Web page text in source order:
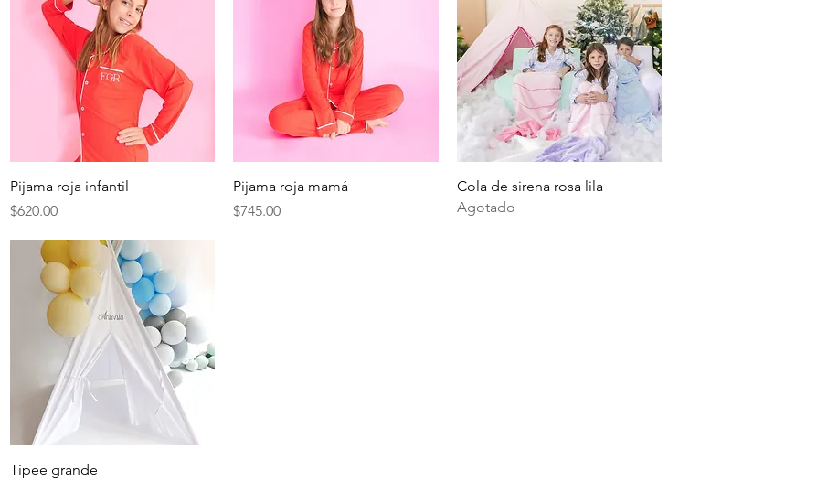
Vista rápida
Pijama roja infantil
Precio
$620.00
Vista rápida
Pijama roja mamá
Precio
$745.00
Vista rápida
Cola de sirena rosa lila
Agotado
Vista rápida
Tipee grande